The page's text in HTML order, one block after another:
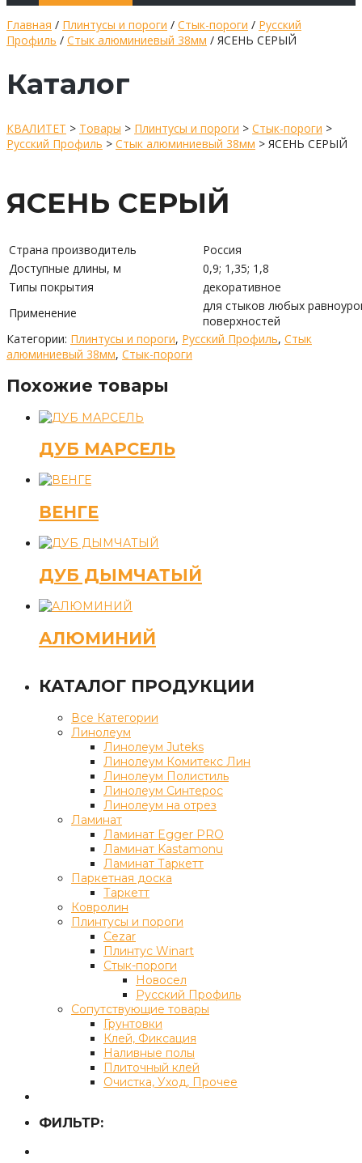
Главная / Плинтусы и пороги / Стык-пороги / Русский
Профиль / Стык алюминиевый 38мм / ЯСЕНЬ СЕРЫЙ
Каталог
КВАЛИТЕТ > Товары > Плинтусы и пороги > Стык-пороги >
Русский Профиль > Стык алюминиевый 38мм > ЯСЕНЬ СЕРЫЙ
ЯСЕНЬ СЕРЫЙ
Страна производитель
Россия
Доступные длины, м
0,9; 1,35; 1,8
Типы покрытия
декоративное
Применение
для стыков любых
поверхностей
Категории: Плинтусы и пороги, Русский Профиль, Стык
алюминиевый 38мм, Стык-пороги
Похожие товары
ДУБ МАРСЕЛЬ
ВЕНГЕ
ДУБ ДЫМЧАТЫЙ
АЛЮМИНИЙ
КАТАЛОГ ПРОДУКЦИИ
Все Категории
Линолеум
Линолеум Juteks
Линолеум Комитекс Лин
Линолеум Полистиль
Линолеум Синтерос
Линолеум на отрез
Ламинат
Ламинат Egger PRO
Ламинат Kastamonu
Ламинат Таркетт
Паркетная доска
Таркетт
Ковролин
Плинтусы и пороги
Cezar
Плинтус Winart
Стык-пороги
Новосел
Русский Профиль
Сопутствующие товары
Грунтовки
Клей, Фиксация
Наливные полы
Плиточный клей
Очистка, Уход, Прочее
ФИЛЬТР: